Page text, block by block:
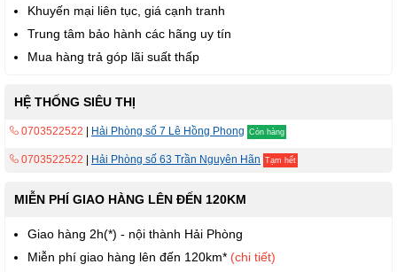
Khuyến mại liên tục, giá cạnh tranh
Trung tâm bảo hành các hãng uy tín
Mua hàng trả góp lãi suất thấp
HỆ THỐNG SIÊU THỊ
0703522522 Hải Phòng số 7 Lê Hồng Phong Còn hàng
0703522522 Hải Phòng số 63 Trần Nguyên Hãn Tạm hết
MIỄN PHÍ GIAO HÀNG LÊN ĐẾN 120KM
Giao hàng 2h(*) - nội thành Hải Phòng
Miễn phí giao hàng lên đến 120km* (chi tiết)